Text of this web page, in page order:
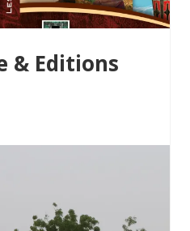
& Editions